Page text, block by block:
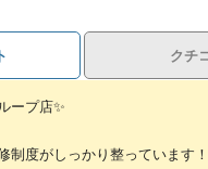
クチ
ープ店✨
制度がしっかり整っています！